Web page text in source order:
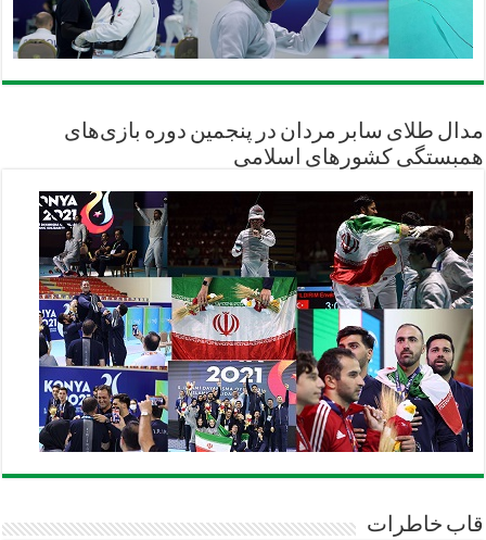
مدال طلای سابر مردان در پنجمین دوره بازی‌های
همبستگی کشورهای اسلامی
قاب خاطرات